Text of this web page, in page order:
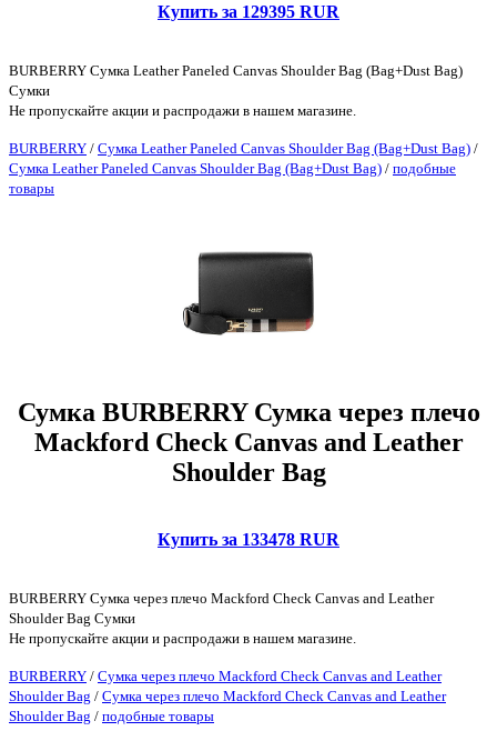
Купить за 129395 RUR
BURBERRY Сумка Leather Paneled Canvas Shoulder Bag (Bag+Dust Bag)
Сумки
Не пропускайте акции и распродажи в нашем магазине.
BURBERRY / Сумка Leather Paneled Canvas Shoulder Bag (Bag+Dust Bag) /
Сумка Leather Paneled Canvas Shoulder Bag (Bag+Dust Bag) / подобные
товары
Сумка BURBERRY Сумка через плечо
Mackford Check Canvas and Leather
Shoulder Bag
Купить за 133478 RUR
BURBERRY Сумка через плечо Mackford Check Canvas and Leather
Shoulder Bag Сумки
Не пропускайте акции и распродажи в нашем магазине.
BURBERRY / Сумка через плечо Mackford Check Canvas and Leather
Shoulder Bag / Сумка через плечо Mackford Check Canvas and Leather
Shoulder Bag / подобные товары